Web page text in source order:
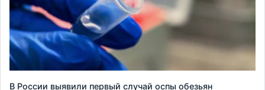
В России выявили первый случай оспы обезьян